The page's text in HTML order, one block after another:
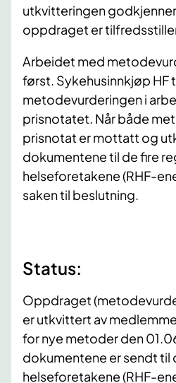
utkvitteringen
oppdraget er
Arbeidet med
først. Sykehusinnkjøp HF
metodevurderingen i
prisnotatet. Når både
prisnotat er mottatt og
dokumentene til de fire
helseforetakene (RHF-
saken til beslutning.
Status:
Oppdraget
er utkvittert av
for nye metoder den
dokumentene er sendt til
helseforetakene (RHF-